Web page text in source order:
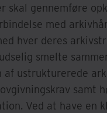
skal gennemføre
med
hver deres
smelte
af ustrukturerede
samt
Ved at have en